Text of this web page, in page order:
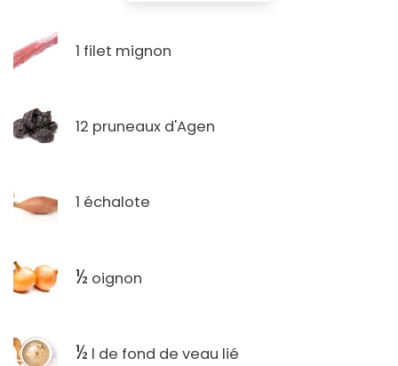
1 filet mignon
12 pruneaux d'Agen
1 échalote
½ oignon
½ l de fond de veau lié